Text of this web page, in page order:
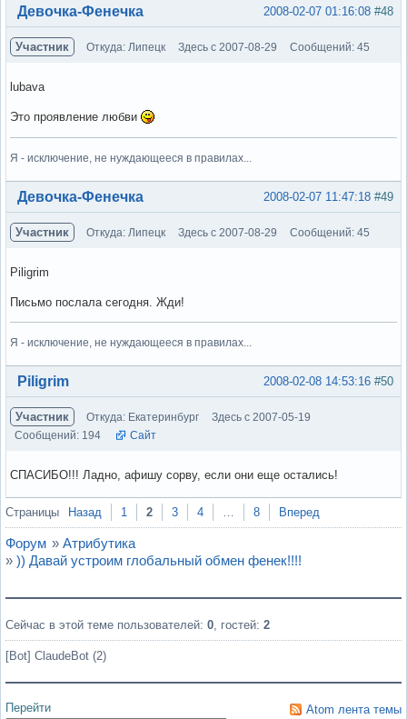
Вне форума #48
2008-02-07 01:16:08
Девочка-Фенечка
Участник Откуда: Липецк Здесь с 2007-08-29 Сообщений: 45
lubava
Это проявление любви
Я - исключение, не нуждающееся в правилах...
Вне форума #49
2008-02-07 11:47:18
Девочка-Фенечка
Участник Откуда: Липецк Здесь с 2007-08-29 Сообщений: 45
Piligrim
Письмо послала сегодня. Жди!
Я - исключение, не нуждающееся в правилах...
Вне форума #50
2008-02-08 14:53:16
Piligrim
Участник Откуда: Екатеринбург
Здесь с 2007-05-19
Сообщений: 194
Сайт
СПАСИБО!!! Ладно, афишу сорву, если они еще остались!
Вне форума
Страницы Назад 1 2 3 4 … 8 Вперед
Форум » Атрибутика
» )) Давай устроим глобальный обмен фенек!!!!
Сейчас в этой теме пользователей: 0, гостей: 2
[Bot] ClaudeBot (2)
Перейти Atom лента темы